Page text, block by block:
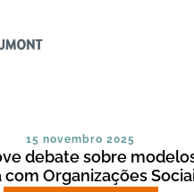
15 novembro 2025
debate sobre
com Organizações